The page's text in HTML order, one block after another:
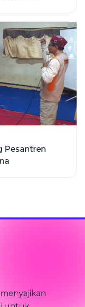
Pesantren